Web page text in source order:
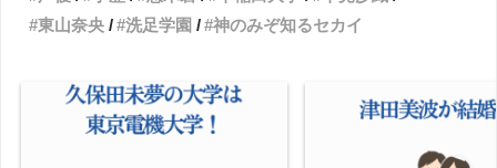
東山奈央
洗足学園 神のみぞ知るセカイ